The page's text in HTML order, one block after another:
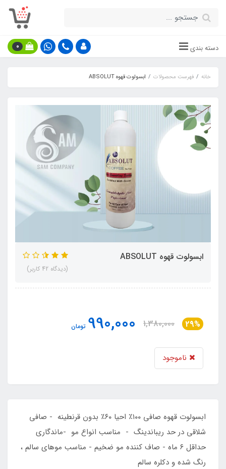
دسته بندی 0
خانه فهرست محصولات ابسولوت قهوه ABSOLUT
ابسولوت قهوه ABSOLUT
(دیدگاه 42 کاربر)
29%
1,380,000
990,000 تومان
ناموجود
​​​​ابسولوت قهوه صافی ۱۰۰٪ احیا ۶۰٪ بدون قرنطینه - صافی
شلاقی در حد ریباندینگ - مناسب انواع مو -ماندگاری
حداقل ۶ ماه - صاف کننده مو ضخیم - مناسب موهای سالم ،
رنگ شده و دکلره سالم